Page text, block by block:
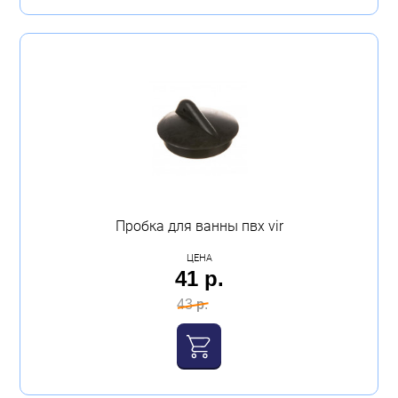
Пробка для ванны пвх vir
ЦЕНА
41 р.
43 р.